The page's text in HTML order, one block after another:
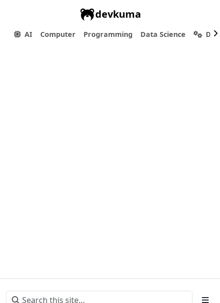
devkuma
AI Computer Programming Data Science